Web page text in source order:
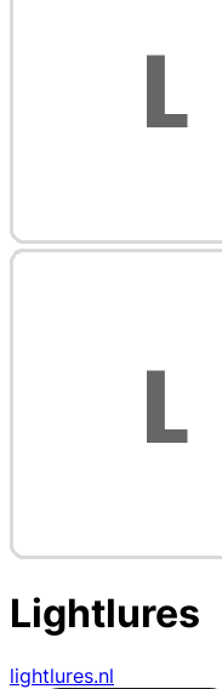
Lightlures
lightlures.nl